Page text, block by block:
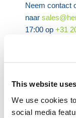
This website
We use cookies
social media
Neem contact
naar
17:00 op+31